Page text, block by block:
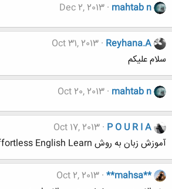
mahtab n
Dec 2, 2013
Reyhana.A
Oct 31, 2013
سلام علیکم
mahtab n
Oct 20, 2013
P O U R I A
Oct 17, 2013
آموزش زبان به روش Effortless English Learn
**mahsa**
Oct 2, 2013